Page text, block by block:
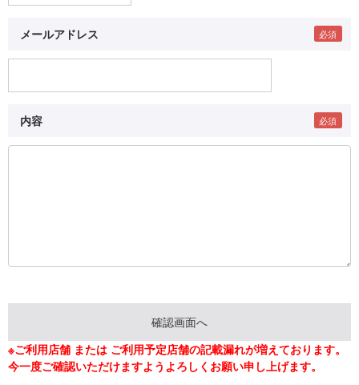
メールアドレス
内容
※ご利用店舗 または ご利用予定店舗の記載漏れが増えております。
今一度ご確認いただけますようよろしくお願い申し上げます。